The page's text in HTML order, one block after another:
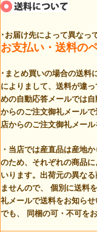
･お届け先によって異なっ
お支払い・送料の
･まとめ買いの場合の送料
によりまして、送料が違
めの自動応答メールでは
からのご注文御礼メール
店からのご注文御礼メール
・当店では産直品は産地
のため、それぞれの商品
いります。 出荷元の異な
ませんので、 個別に送料を
礼メールで送料をお知ら
でも、 同梱の可・不可を